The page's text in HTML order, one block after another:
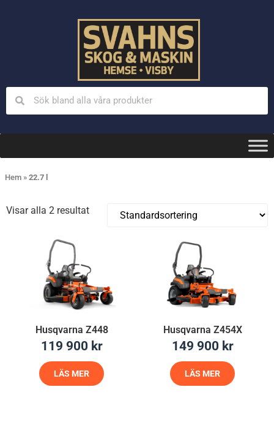
Hem » 22.7 l
Visar alla 2 resultat
Husqvarna Z448
119 900 kr
LÄS MER
Husqvarna Z454X
149 900 kr
LÄS MER